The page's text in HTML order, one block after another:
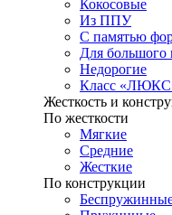
Кокосовые
Из ППУ
С памятью
Для большого
Недорогие
Класс
Жесткость и
По жесткости
Мягкие
Средние
Жесткие
По конструкции